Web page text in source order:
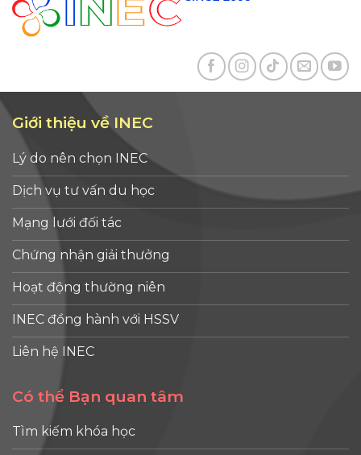
Giới thiệu về INEC
Lý do nên chọn INEC
Dịch vụ tư vấn du học
Mạng lưới đối tác
Chứng nhận giải thưởng
Hoạt động thường niên
INEC đồng hành với HSSV
Liên hệ INEC
Có thể Bạn quan tâm
Tìm kiếm khóa học